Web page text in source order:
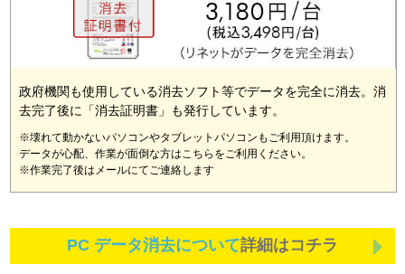
政府機関も使用している消去ソフト等でデータを完全に消去。消
去完了後に「消去証明書」も発行しています。
※壊れて動かないパソコンやタブレットパソコンもご利用頂けます。
データが心配、作業が面倒な方はこちらをご利用ください。
※作業完了後はメールにてご連絡します
PC データ消去について詳細はコチラ